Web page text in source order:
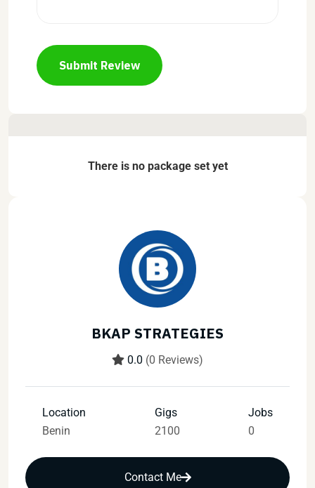
Submit Review
There is no package set yet
BKAP STRATEGIES
0.0 (0 Reviews)
Location
Benin
Gigs
2100
Jobs
0
Contact Me